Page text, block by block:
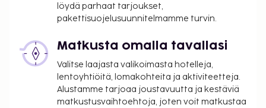
löydä parhaat tarjoukset,
pakettisuojelusuunnitelmamme turvin.
Matkusta omalla tavallasi
Valitse laajasta valikoimasta hotelleja,
lentoyhtiöitä, lomakohteita ja aktiviteetteja.
Alustamme tarjoaa joustavuutta ja kestäviä
matkustusvaihtoehtoja, joten voit matkustaa